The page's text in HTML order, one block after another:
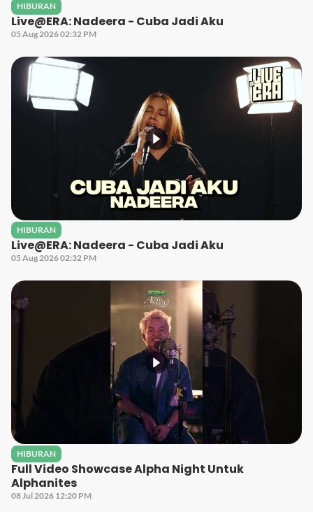
HIBURAN
Live@ERA: Nadeera - Cuba Jadi Aku
05 Aug 2026 02:32 PM
HIBURAN
Live@ERA: Nadeera - Cuba Jadi Aku
05 Aug 2026 02:32 PM
HIBURAN
Full Video Showcase Alpha Night Untuk
Alphanites
08 Jul 2026 12:20 PM